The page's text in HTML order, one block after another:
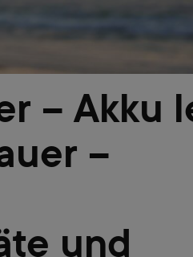
– Akku
–
und